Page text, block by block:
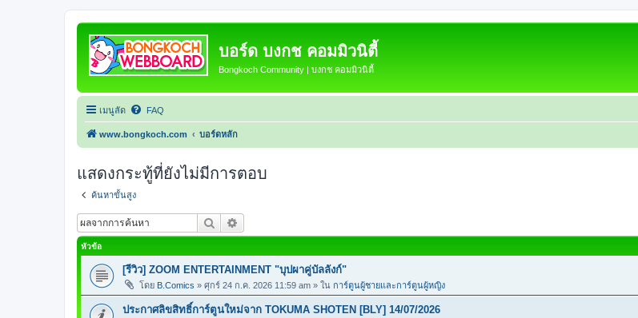
บอร์ด บงกช คอมมิวนิตี้
Bongkoch Community | บงกช คอมมิวนิตี้
เมนูลัด FAQ
www.bongkoch.com บอร์ดหลัก
แสดงกระทู้ที่ยังไม่มีการตอบ
ค้นหาขั้นสูง
ค้นหา
หัวข้อ
[รีวิว] ZOOM ENTERTAINMENT "บุปผาคู่บัลลังก์"
โดย B.Comics » ศุกร์ 24 ก.ค. 2026 11:59 am » ใน การ์ตูนผู้ชายและการ์ตูนผู้หญิง
ประกาศลิขสิทธิ์การ์ตูนใหม่จาก TOKUMA SHOTEN [BLY] 14/07/2026